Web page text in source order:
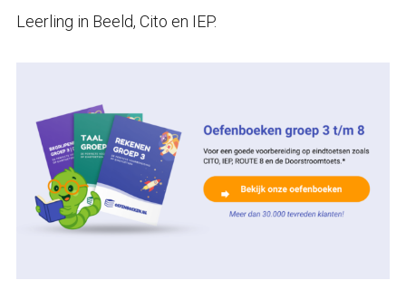
Leerling in Beeld, Cito en IEP.